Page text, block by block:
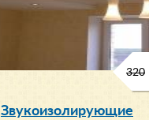
320
Звукоизолирующие